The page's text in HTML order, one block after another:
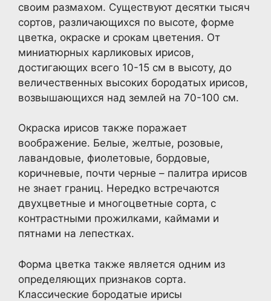
своим размахом. Существуют десятки тысяч
сортов, различающихся по высоте, форме
цветка, окраске и срокам цветения. От
миниатюрных карликовых ирисов,
достигающих всего 10-15 см в высоту, до
величественных высоких бородатых ирисов,
возвышающихся над землей на 70-100 см.
Окраска ирисов также поражает
воображение. Белые, желтые, розовые,
лавандовые, фиолетовые, бордовые,
коричневые, почти черные – палитра ирисов
не знает границ. Нередко встречаются
двухцветные и многоцветные сорта, с
контрастными прожилками, каймами и
пятнами на лепестках.
Форма цветка также является одним из
определяющих признаков сорта.
Классические бородатые ирисы